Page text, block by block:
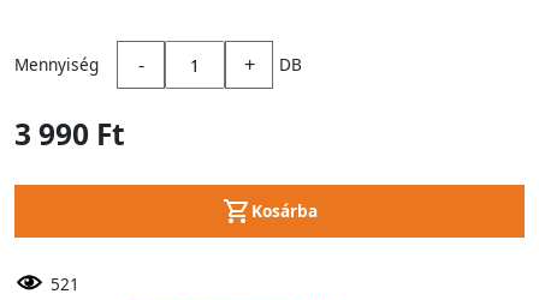
Mennyiség - + DB
3 990 Ft
Kosárba
521